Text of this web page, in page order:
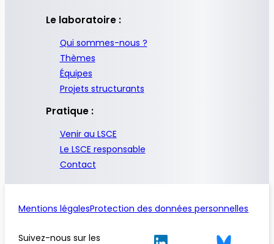
Le laboratoire :
Qui sommes-nous ?
Thèmes
Équipes
Projets structurants
Pratique :
Venir au LSCE
Le LSCE responsable
Contact
Mentions légalesProtection des données personnelles
Suivez-nous sur les